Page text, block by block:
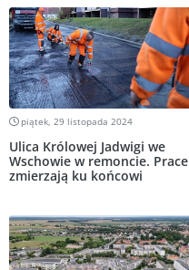
piątek, 29 listopada 2024
Ulica Królowej Jadwigi we
Wschowie w remoncie. Prace
zmierzają ku końcowi